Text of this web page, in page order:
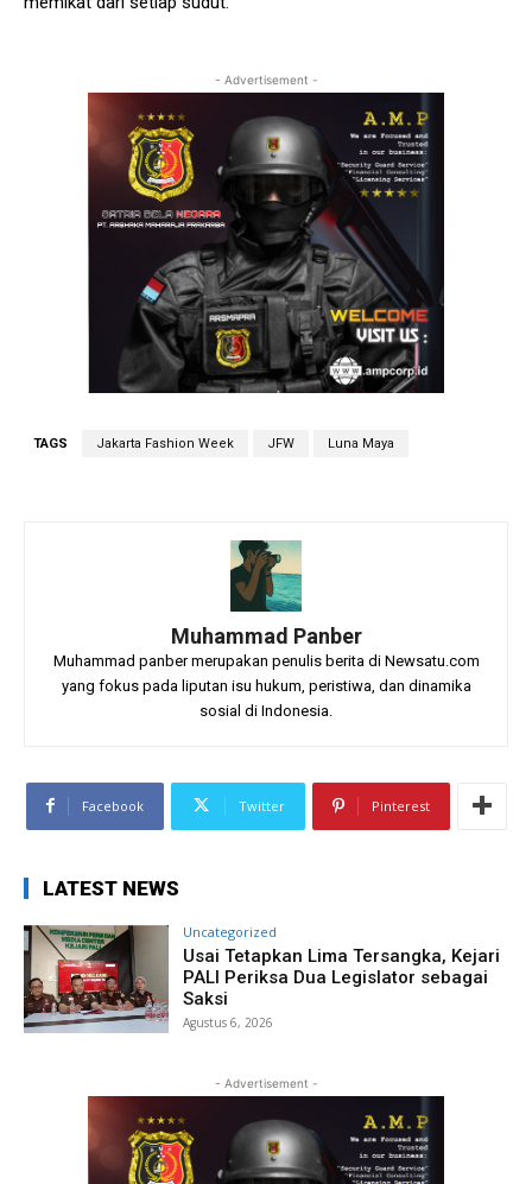
- Advertisement -
TAGS Jakarta Fashion Week JFW Luna Maya
Muhammad Panber
Muhammad panber merupakan penulis berita di Newsatu.com
yang fokus pada liputan isu hukum, peristiwa, dan dinamika
sosial di Indonesia.
Facebook Twitter Pinterest
LATEST NEWS
Uncategorized
Usai Tetapkan Lima Tersangka, Kejari
PALI Periksa Dua Legislator sebagai
Saksi
Agustus 6, 2026
- Advertisement -